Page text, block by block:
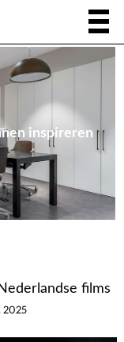
inspireren
films
2025